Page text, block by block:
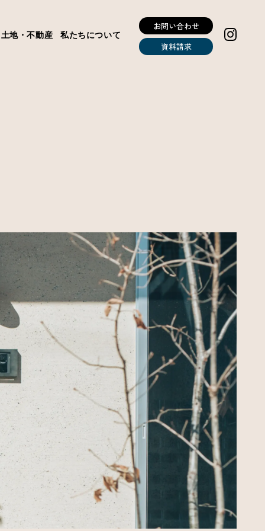
土地・不動産 私たちについて
お問い合わせ
資料請求